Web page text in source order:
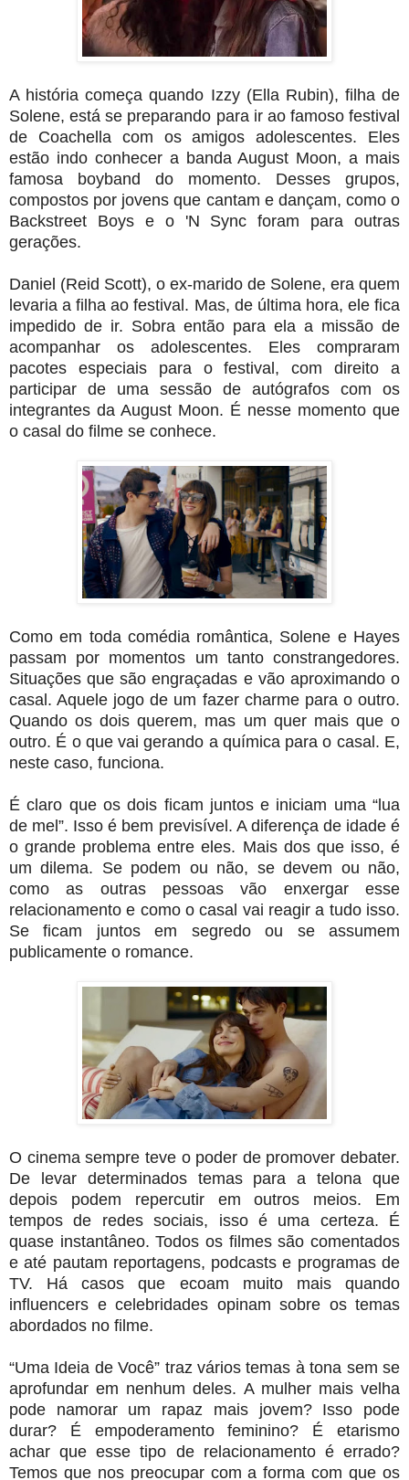
A história começa quando Izzy (Ella Rubin), filha de
Solene, está se preparando para ir ao famoso festival
de Coachella com os amigos adolescentes. Eles
estão indo conhecer a banda August Moon, a mais
famosa boyband do momento. Desses grupos,
compostos por jovens que cantam e dançam, como o
Backstreet Boys e o 'N Sync foram para outras
gerações.
Daniel (Reid Scott), o ex-marido de Solene, era quem
levaria a filha ao festival. Mas, de última hora, ele fica
impedido de ir. Sobra então para ela a missão de
acompanhar os adolescentes. Eles compraram
pacotes especiais para o festival, com direito a
participar de uma sessão de autógrafos com os
integrantes da August Moon. É nesse momento que
o casal do filme se conhece.
Como em toda comédia romântica, Solene e Hayes
passam por momentos um tanto constrangedores.
Situações que são engraçadas e vão aproximando o
casal. Aquele jogo de um fazer charme para o outro.
Quando os dois querem, mas um quer mais que o
outro. É o que vai gerando a química para o casal. E,
neste caso, funciona.
É claro que os dois ficam juntos e iniciam uma “lua
de mel”. Isso é bem previsível. A diferença de idade é
o grande problema entre eles. Mais dos que isso, é
um dilema. Se podem ou não, se devem ou não,
como as outras pessoas vão enxergar esse
relacionamento e como o casal vai reagir a tudo isso.
Se ficam juntos em segredo ou se assumem
publicamente o romance.
O cinema sempre teve o poder de promover debater.
De levar determinados temas para a telona que
depois podem repercutir em outros meios. Em
tempos de redes sociais, isso é uma certeza. É
quase instantâneo. Todos os filmes são comentados
e até pautam reportagens, podcasts e programas de
TV. Há casos que ecoam muito mais quando
influencers e celebridades opinam sobre os temas
abordados no filme.
“Uma Ideia de Você” traz vários temas à tona sem se
aprofundar em nenhum deles. A mulher mais velha
pode namorar um rapaz mais jovem? Isso pode
durar? É empoderamento feminino? É etarismo
achar que esse tipo de relacionamento é errado?
Temos que nos preocupar com a forma com que os